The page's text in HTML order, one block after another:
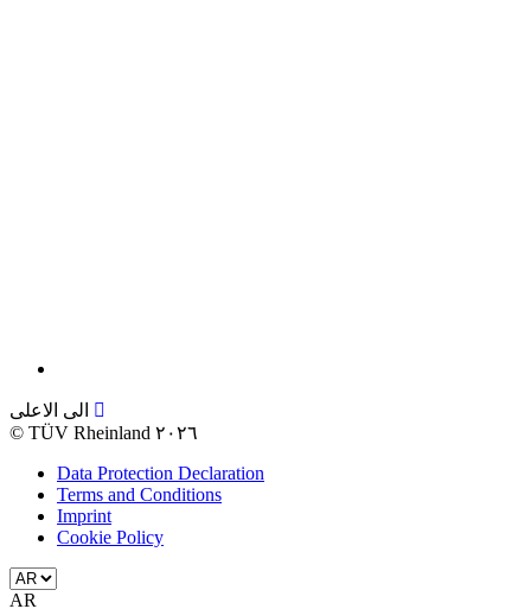
الى الاعلى
©
TÜV Rheinland ٢٠٢٦
Data Protection Declaration
Terms and Conditions
Imprint
Cookie Policy
AR